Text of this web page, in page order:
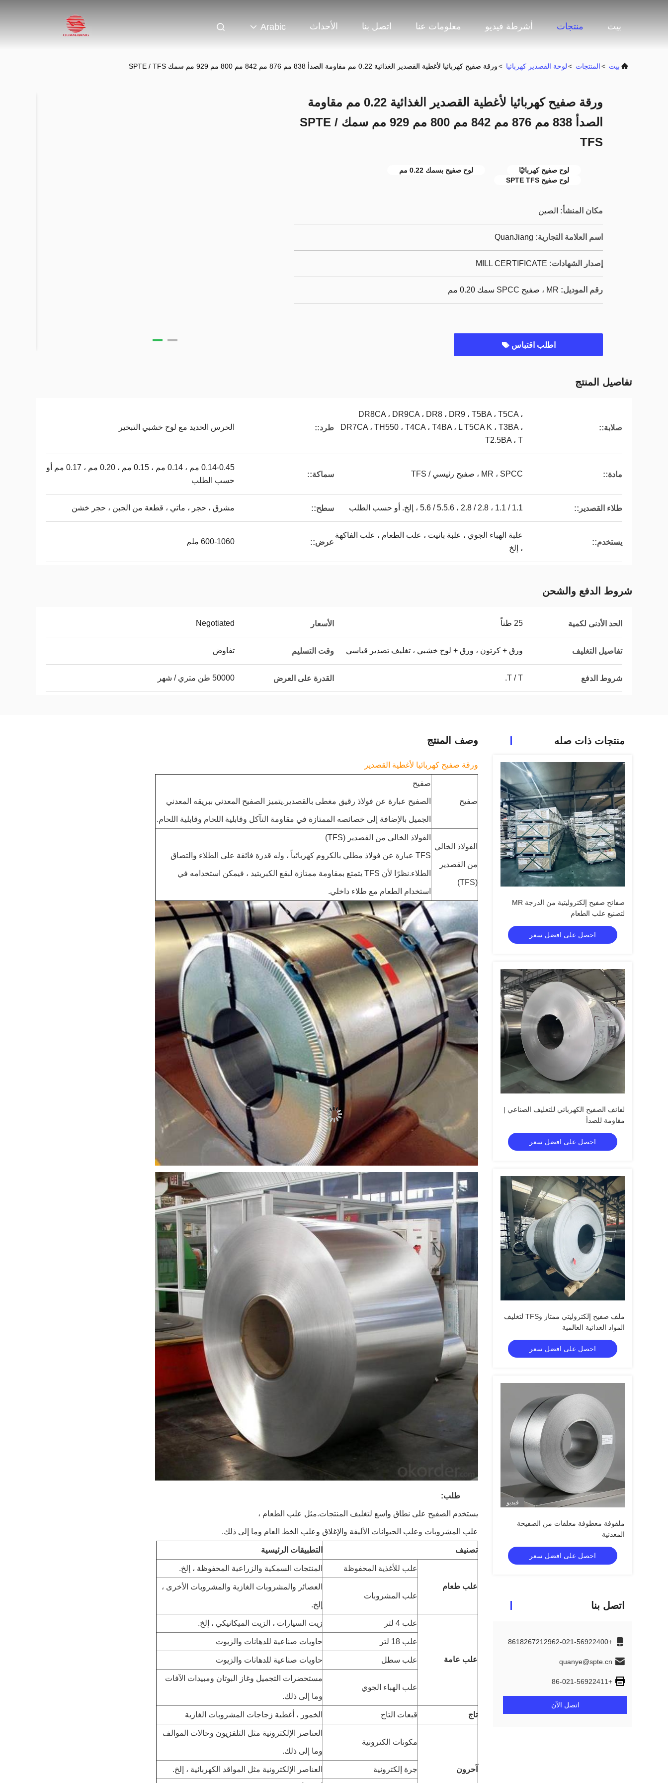
بيت منتجات أشرطة فيديو معلومات عنا اتصل بنا الأحداث Arabic
بيت >المنتجات >لوحة القصدير كهربائيا >ورقة صفيح كهربائيا لأغطية القصدير الغذائية 0.22 مم مقاومة الصدأ 838 مم 876 مم 842 مم 800 مم 929 مم سمك SPTE / TFS
ورقة صفيح كهربائيا لأغطية القصدير الغذائية 0.22 مم مقاومة
الصدأ 838 مم 876 مم 842 مم 800 مم 929 مم سمك SPTE /
TFS
لوح صفيح كهربائيًا
لوح صفيح بسمك 0.22 مم
لوح صفيح SPTE TFS
مكان المنشأ: الصين
اسم العلامة التجارية: QuanJiang
إصدار الشهادات: MILL CERTIFICATE
رقم الموديل: MR ، صفيح SPCC سمك 0.20 مم
اطلب اقتباس
تفاصيل المنتج
صلابة::
DR8CA ، DR9CA ، DR8 ، DR9 ، T5BA ، T5CA ،
DR7CA ، TH550 ، T4CA ، T4BA ، L T5CA K ، T3BA ،
T2.5BA ، T
طرد:: الحرس الحديد مع لوح خشبي التبخير
مادة:: MR ، SPCC ، صفيح رئيسي / TFS سماكة::
0.14-0.45 مم ، 0.14 مم ، 0.15 مم ، 0.20 مم ، 0.17 مم أو
حسب الطلب
طلاء القصدير:: 1.1 / 1.1 ، 2.8 / 2.8 ، 5.5.6 / 5.6 ، إلخ. أو حسب الطلب سطح:: مشرق ، حجر ، ماتي ، قطعة من الجبن ، حجر خشن
يستخدم::
علبة الهباء الجوي ، علبة بانيت ، علب الطعام ، علب الفاكهة
، إلخ
عرض:: 600-1060 ملم
شروط الدفع والشحن
الحد الأدنى لكمية 25 طناً الأسعار Negotiated
تفاصيل التغليف ورق + كرتون ، ورق + لوح خشبي ، تغليف تصدير قياسي وقت التسليم تفاوض
شروط الدفع T / T. القدرة على العرض 50000 طن متري / شهر
منتجات ذات صله
صفائح صفيح إلكتروليتية من الدرجة MR
لتصنيع علب الطعام
احصل على افضل سعر
لفائف الصفيح الكهربائي للتغليف الصناعي |
مقاومة للصدأ
احصل على افضل سعر
ملف صفيح إلكتروليتي ممتاز وTFS لتغليف
المواد الغذائية العالمية
احصل على افضل سعر
فيديو
ملفوفة معطوفة معلفات من الصفيحة
المعدنية
احصل على افضل سعر
اتصل بنا
+8618267212962-021-56922400
quanye@spte.cn
+86-021-56922411
اتصل الآن
وصف المنتج
ورقة صفيح كهربائيا لأغطية القصدير
صفيح
صفيح
الصفيح عبارة عن فولاذ رقيق مغطى بالقصدير.يتميز الصفيح المعدني ببريقه المعدني
الجميل بالإضافة إلى خصائصه الممتازة في مقاومة التآكل وقابلية اللحام وقابلية اللحام.
الفولاذ الخالي
من القصدير
(TFS)
الفولاذ الخالي من القصدير (TFS)
TFS عبارة عن فولاذ مطلي بالكروم كهربائياً ، وله قدرة فائقة على الطلاء والتصاق
الطلاء.نظرًا لأن TFS يتمتع بمقاومة ممتازة لبقع الكبريتيد ، فيمكن استخدامه في
استخدام الطعام مع طلاء داخلي.
طلب:
يستخدم الصفيح على نطاق واسع لتغليف المنتجات.مثل علب الطعام ،
علب المشروبات وعلب الحيوانات الأليفة والإغلاق وعلب الخط العام وما إلى ذلك.
تصنيف التطبيقات الرئيسية
علب طعام
علب للأغذية المحفوظة المنتجات السمكية والزراعية المحفوظة ، إلخ.
علب المشروبات
العصائر والمشروبات الغازية والمشروبات الأخرى ،
إلخ.
علب عامة
علب 4 لتر زيت السيارات ، الزيت الميكانيكي ، إلخ.
علب 18 لتر حاويات صناعية للدهانات والزيوت
علب سطل حاويات صناعية للدهانات والزيوت
علب الهباء الجوي
مستحضرات التجميل وغاز البوتان ومبيدات الآفات
وما إلى ذلك.
تاج قبعات التاج الخمور ، أغطية زجاجات المشروبات الغازية
آحرون
مكونات الكترونية
العناصر الإلكترونية مثل التلفزيون وحالات الموالف
وما إلى ذلك.
جرة إلكترونية العناصر الإلكترونية مثل المواقد الكهربائية ، إلخ.